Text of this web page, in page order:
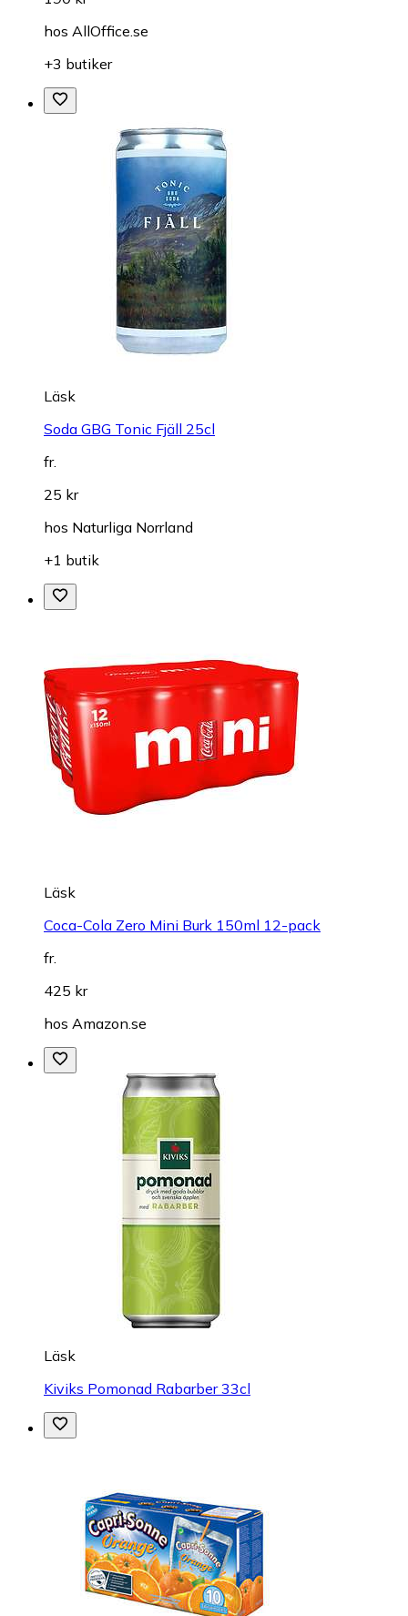
hos AllOffice.se
+3 butiker
Läsk
Soda GBG Tonic Fjäll 25cl
fr.
25 kr
hos Naturliga Norrland
+1 butik
Läsk
Coca-Cola Zero Mini Burk 150ml 12-pack
fr.
425 kr
hos Amazon.se
Läsk
Kiviks Pomonad Rabarber 33cl